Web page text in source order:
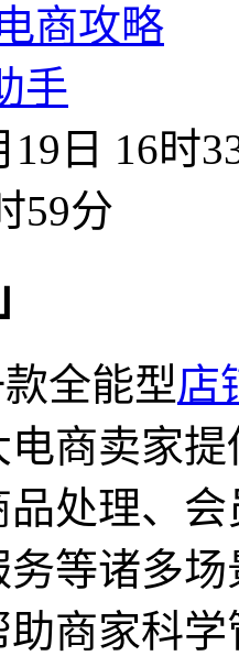
商攻略
手
19日 16时
59分
全能型店
商卖家
品处理、
等诸多
商家科